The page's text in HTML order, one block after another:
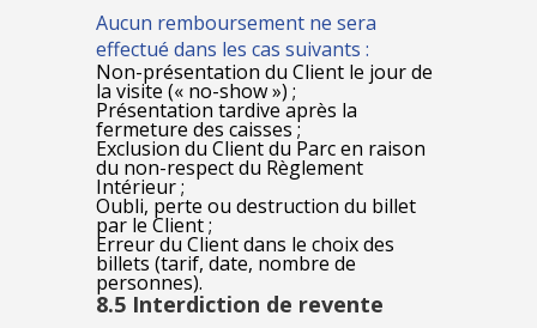
Aucun remboursement ne sera
effectué dans les cas suivants :
Non-présentation du Client le jour de
la visite (« no-show ») ;
Présentation tardive après la
fermeture des caisses ;
Exclusion du Client du Parc en raison
du non-respect du Règlement
Intérieur ;
Oubli, perte ou destruction du billet
par le Client ;
Erreur du Client dans le choix des
billets (tarif, date, nombre de
personnes).
8.5 Interdiction de revente